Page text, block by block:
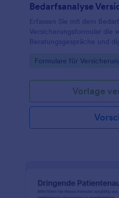
Bedarfsanalyse
Erfassen Sie mit dem
Versicherungsformular die
Beratungsgespräche und
die Formularvorlagen in
Go to Category:
Formulare für
Vorlage